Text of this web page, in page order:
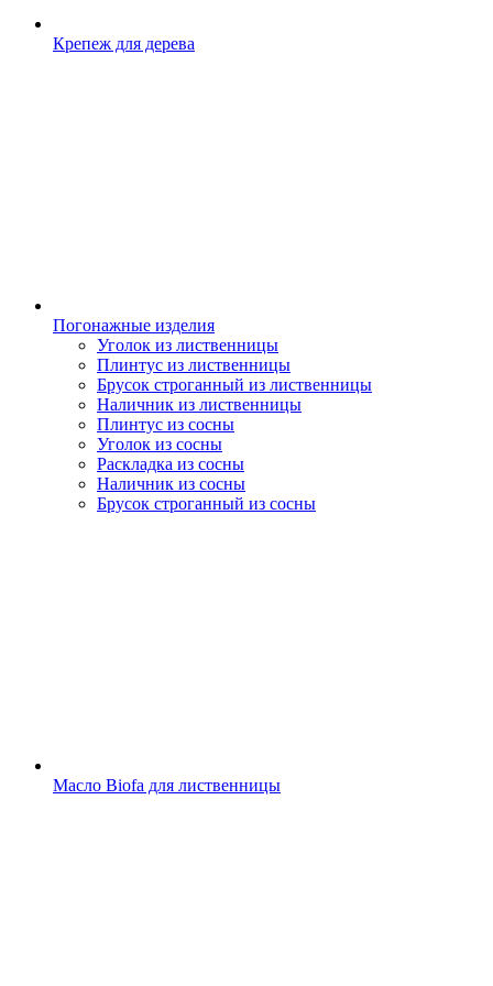
Крепеж для дерева
Погонажные изделия
Уголок из лиственницы
Плинтус из лиственницы
Брусок строганный из лиственницы
Наличник из лиственницы
Плинтус из сосны
Уголок из сосны
Раскладка из сосны
Наличник из сосны
Брусок строганный из сосны
Масло Biofa для лиственницы